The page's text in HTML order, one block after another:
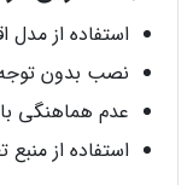
استفاده از
نصب بدون توجه
عدم هماهنگی
استفاده از